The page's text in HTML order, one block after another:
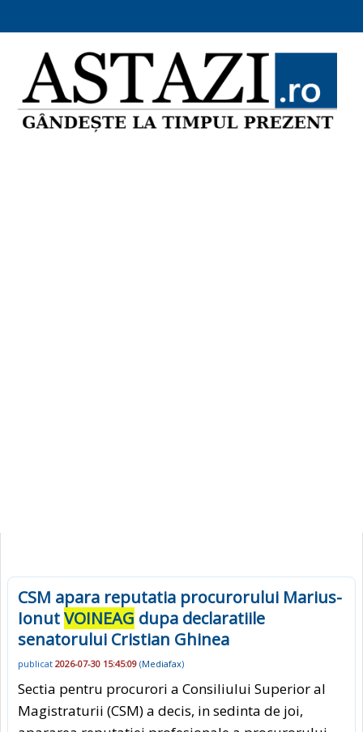
CSM apara reputatia procurorului Marius-
IonutVOINEAG dupa declaratiile
senatorului Cristian Ghinea
publicat 2026-07-30 15:45:09 (Mediafax)
Sectia pentru procurori a Consiliului Superior al
Magistraturii (CSM) a decis, in sedinta de joi,